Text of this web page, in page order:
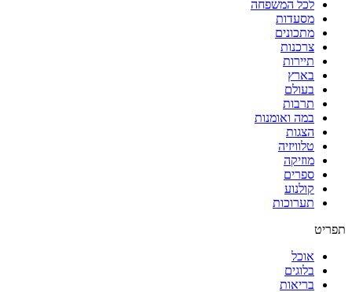
לכל המשפחה
מסעדות
מתכונים
צרכנות
תיירות
בארץ
בעולם
תרבות
במה ואומנות
הצגות
טלוויזיה
מוזיקה
ספרים
קולנוע
תערוכות
תפריט
אוכל
בלוגים
בריאות